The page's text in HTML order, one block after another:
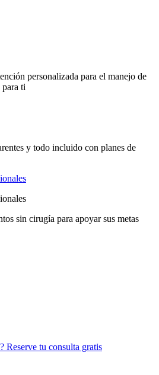
personalizada para el manejo de
para ti
y todo incluido con planes de
sin cirugía para apoyar sus metas
Reserve tu consulta gratis